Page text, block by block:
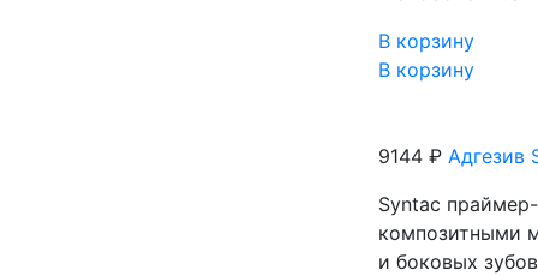
В корзину
В корзину
9144 ₽ Адгезив
Syntaс
композитными
и боковых